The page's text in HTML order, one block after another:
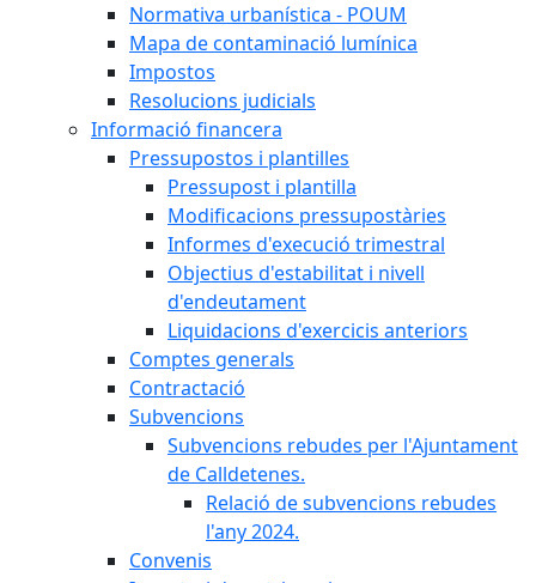
Normativa urbanística - POUM
Mapa de contaminació lumínica
Impostos
Resolucions judicials
Informació financera
Pressupostos i plantilles
Pressupost i plantilla
Modificacions pressupostàries
Informes d'execució trimestral
Objectius d'estabilitat i nivell
d'endeutament
Liquidacions d'exercicis anteriors
Comptes generals
Contractació
Subvencions
Subvencions rebudes per l'Ajuntament
de Calldetenes.
Relació de subvencions rebudes
l'any 2024.
Convenis